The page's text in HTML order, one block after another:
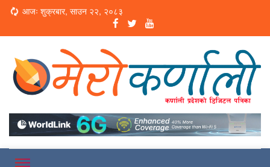
Loading...
आजः शुक्रबार, साउन २२, २०८३
Merokarnali